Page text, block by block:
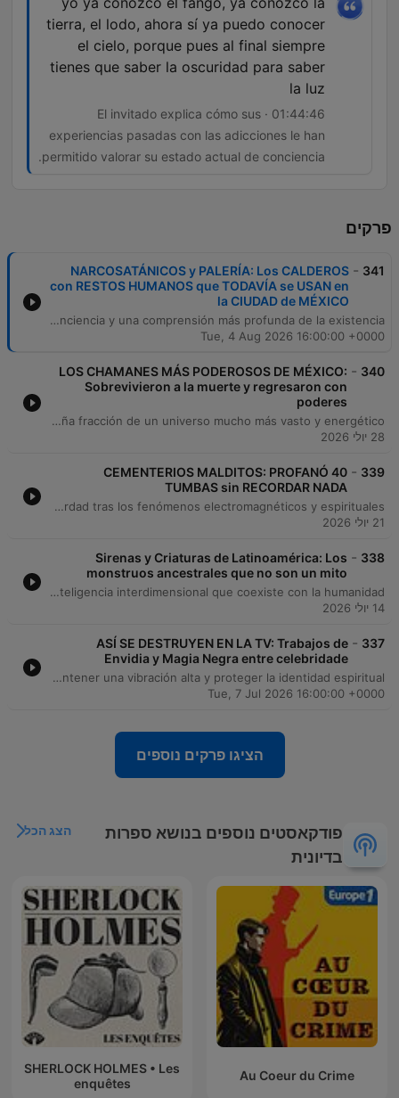
tierra, el lodo, ahora sí ya puedo conocer
el cielo, porque pues al final siempre
tienes que saber la oscuridad para saber
la luz
01:44:46 · El invitado explica cómo sus
experiencias pasadas con las adicciones le han
permitido valorar su estado actual de conciencia.
פרקים
341
-
NARCOSATÁNICOS y PALERÍA: Los CALDEROS
con RESTOS HUMANOS que TODAVÍA se USAN en
la CIUDAD de MÉXICO
En este episodio, Tata Enganga profundiza en las bases y la cosmovisión de la religión Palo Monte, explorando su enfoque animista y el respeto a las fuerzas de la naturaleza. A través de relatos personales, se detallan procesos iniciáticos como el 'rayamiento', la comunicación con los muertos mediante el uso del chamalongo y la complejidad de gestionar energías espirituales y rituales de inmolación. La conversación también aborda temas de transformación personal, desde la superación de adicciones hasta la transición de la medicina tradicional hacia la práctica espiritual. El invitado reflexiona sobre la ética en el trabajo con entidades, los peligros del uso del poder para fines oscuros y cómo la conexión con las raíces familiares permite un despertar de la conciencia y una comprensión más profunda de la existencia.
Tue, 4 Aug 2026 16:00:00 +0000
340
-
LOS CHAMANES MÁS PODEROSOS DE MÉXICO:
Sobrevivieron a la muerte y regresaron con
poderes
Este episodio explora las profundas y misteriosas tradiciones del chamanismo mexicano, recorriendo historias de figuras como Don Lucio, quien tras un coma experimentó una formación en la 'universidad del tiempo', y el chamán maya Don Antonio. A través de relatos sobre la manipulación de la realidad, el uso de elementos sagrados como el Sastún y las investigaciones de Jacobo Grinberg, se analiza la capacidad de estos maestros para interactuar con reinos invisibles y fenómenos naturales. La narrativa también profundiza en la figura de Don Juan Matus y su legado sobre la transformación de la conciencia, así como en los dones de chamanes wixárikas y urbanos. El episodio reflexiona sobre cómo el miedo y las estructuras sociales han limitado nuestra percepción, invitándonos a considerar que la realidad física es solo una pequeña fracción de un universo mucho más vasto y energético.
28 יולי 2026
339
-
CEMENTERIOS MALDITOS: PROFANÓ 40
TUMBAS sin RECORDAR NADA
Este episodio explora una serie de relatos paranormales y encuentros con lo desconocido, comenzando con las consecuencias de una invocación en un cementerio de Veracruz. A través de diversas historias, se analizan manifestaciones de entidades, apariciones de seres fallecidos en celebraciones y el impacto de rituales de brujería y venganza. El recorrido también aborda la relación entre materia y energía, el uso de tecnología antigua para la investigación sobrenatural y casos perturbadores de profanación de tumbas. El episodio concluye con reflexiones sobre la importancia de la investigación seria en el género y la búsqueda de la verdad tras los fenómenos electromagnéticos y espirituales.
21 יולי 2026
338
-
Sirenas y Criaturas de Latinoamérica: Los
monstruos ancestrales que no son un mito
Un recorrido profundo por mitos, leyendas y encuentros con lo desconocido. Desde la aterradora leyenda de 'la Matki' en Chiapas y los pactos con hombres anfibios en la Sierra de Perijá, hasta relatos históricos de ataques de Tlahuelpuchi en Tlaxcala y criaturas marinas en las costas de España. La conversación explora dimensiones paralelas, la existencia de especies no humanas como sirenas en el Lago Titicaca y teorías sobre el 'hombre gris' y los 'cosmonavegantes'. El episodio analiza cómo la historia, la arqueología y la mitología mexica se entrelazan con la posibilidad de una inteligencia interdimensional que coexiste con la humanidad.
14 יולי 2026
337
-
ASÍ SE DESTRUYEN EN LA TV: Trabajos de
Envidia y Magia Negra entre celebridade
En este episodio, el presentador Fefo conversa con la especialista Jen Akasha sobre los misterios de la brujería, los pactos espirituales y las manifestaciones energéticas. A través de análisis de videos y relatos personales, exploran cómo las energías de baja vibración, como la envidia y los 'egregores', pueden afectar tanto a personas comunes como a celebridades en la industria del espectáculo. La charla profundiza en las consecuencias de los pactos generacionales, el uso de rituales para la protección y teorías sobre el control energético en medios de comunicación. El episodio concluye con relatos sobrenaturales de encuentros con presencias inexplicables y consejos prácticos para mantener una vibración alta y proteger la identidad espiritual.
Tue, 7 Jul 2026 16:00:00 +0000
הציגו פרקים נוספים
פודקאסטים נוספים בנושא ספרות
בדיונית
הצג הכל
Au Coeur du Crime
SHERLOCK HOLMES • Les
enquêtes